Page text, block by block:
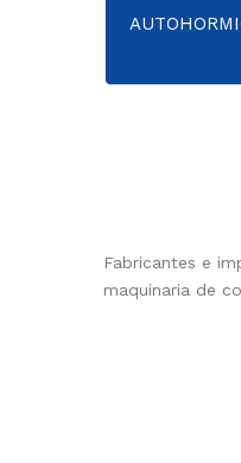
Fabricantes e
maquinaria de